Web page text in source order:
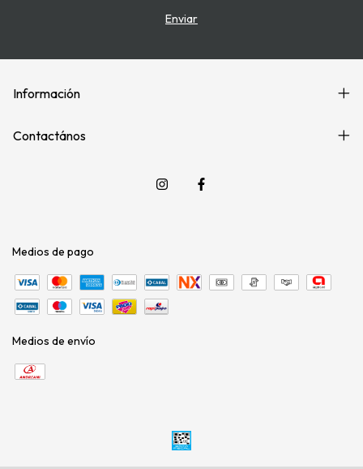
Información
Contactános
Medios de pago
Medios de envío